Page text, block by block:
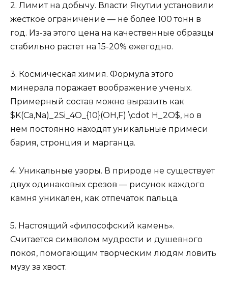
2. Лимит на добычу. Власти Якутии установили
жесткое ограничение — не более 100 тонн в
год. Из-за этого цена на качественные образцы
стабильно растет на 15-20% ежегодно.
3. Космическая химия. Формула этого
минерала поражает воображение ученых.
Примерный состав можно выразить как
$K(Ca,Na)_2Si_4O_{10}(OH,F) \cdot H_2O$, но в
нем постоянно находят уникальные примеси
бария, стронция и марганца.
4. Уникальные узоры. В природе не существует
двух одинаковых срезов — рисунок каждого
камня уникален, как отпечаток пальца.
5. Настоящий «философский камень».
Считается символом мудрости и душевного
покоя, помогающим творческим людям ловить
музу за хвост.